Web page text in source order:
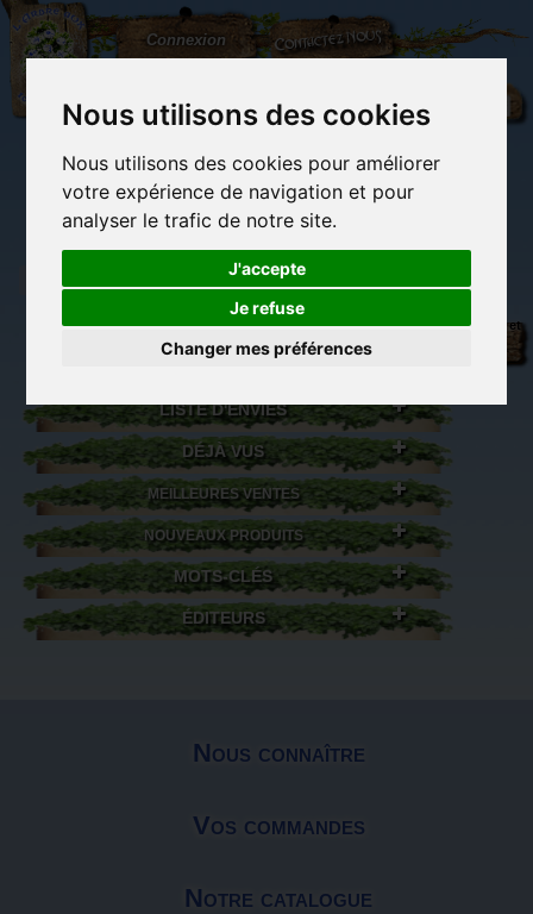
Nous utilisons des cookies
Nous utilisons des cookies pour améliorer
votre expérience de navigation et pour
analyser le trafic de notre site.
J'accepte
Je refuse
Changer mes préférences
L'Arbre
aux
100.000
Connexion Contactez-nous
(vide)
Librairie des
Carterie
originale
Activités
détente et jeux
Objets déco et
LISTE D'ENVIES
DÉJÀ VUS
MEILLEURES VENTES
NOUVEAUX PRODUITS
MOTS-CLÉS
ÉDITEURS
Nous connaître
Vos commandes
Notre catalogue